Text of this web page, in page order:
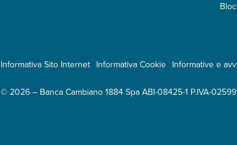
Informativa Sito Internet Informativa Cookie Informative e
© 2026 – Banca Cambiano 1884 Spa ABI-08425-1 P.IVA-